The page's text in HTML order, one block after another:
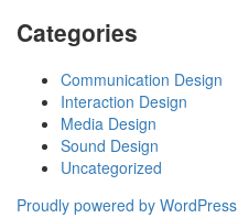
Categories
Communication Design
Interaction Design
Media Design
Sound Design
Uncategorized
Proudly powered by WordPress